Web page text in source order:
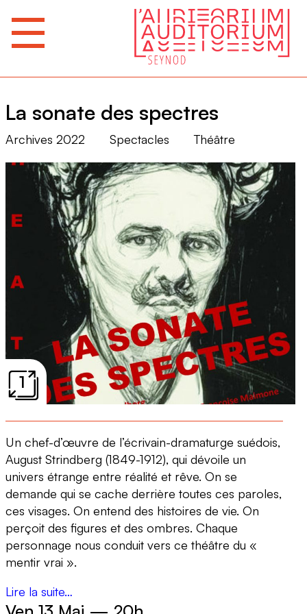
La sonate des spectres
Archives 2022 Spectacles Théâtre
1
Un chef-d’œuvre de l’écrivain-dramaturge suédois,
August Strindberg (1849-1912), qui dévoile un
univers étrange entre réalité et rêve. On se
demande qui se cache derrière toutes ces paroles,
ces visages. On entend des histoires de vie. On
perçoit des figures et des ombres. Chaque
personnage nous conduit vers ce théâtre du «
mentir vrai ».
Lire la suite…